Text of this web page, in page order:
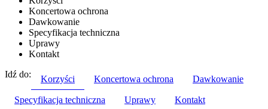
Koncertowa ochrona
Dawkowanie
Specyfikacja techniczna
Uprawy
Kontakt
Idź do:
Korzyści Koncertowa ochrona Dawkowanie
Specyfikacja techniczna Uprawy Kontakt